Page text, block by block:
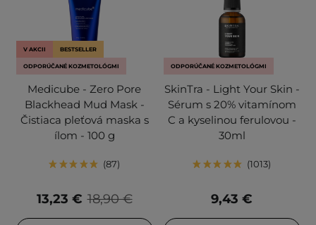
V AKCII BESTSELLER
ODPORÚČANÉ KOZMETOLÓGMI
Medicube - Zero Pore
Blackhead Mud Mask -
Čistiaca pleťová maska s
ílom - 100 g
87
18,90 €
13,23 €
ODPORÚČANÉ KOZMETOLÓGMI
SkinTra - Light Your Skin -
Sérum s 20% vitamínom
C a kyselinou ferulovou -
30ml
1013
9,43 €